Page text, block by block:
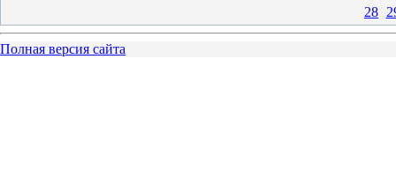
28
Полная версия сайта